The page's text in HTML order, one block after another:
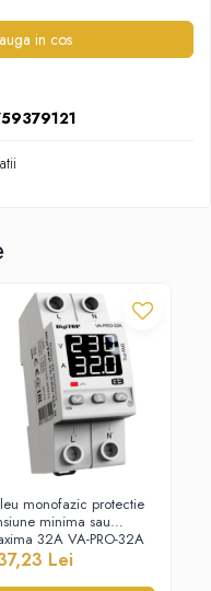
in cos
monofazic protectie
minima sau
32A VA-PRO-32A
Lei